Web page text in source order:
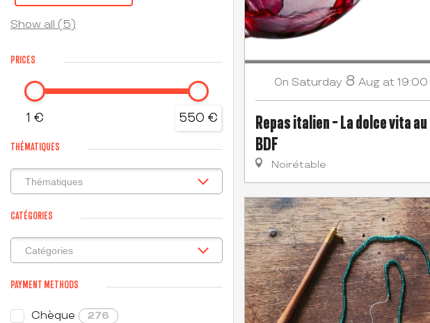
Show all (5)
PRICES
1 € 550 €
THÉMATIQUES
CATÉGORIES
PAYMENT METHODS
Chèque 276
On Saturday 8 Aug at 19:00
Repas italien - La dolce vita au
BDF
Noirétable